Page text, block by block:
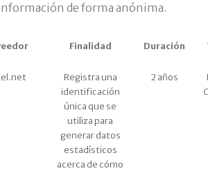
de forma anónima.
Finalidad Duración
Registra una
identificación
única que se
utiliza para
generar datos
estadísticos
acerca de cómo
2 años